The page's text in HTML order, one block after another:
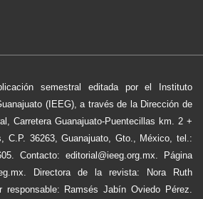
semestral editada por el Instituto
(IEEG), a través de la Dirección de
Carretera Guanajuato-Puentecillas km. 2 +
C.P. 36263, Guanajuato, Gto., México, tel.:
Contacto: editorial@ieeg.org.mx. Página
Directora de la revista: Nora Ruth
responsable: Ramsés Jabín Oviedo Pérez.